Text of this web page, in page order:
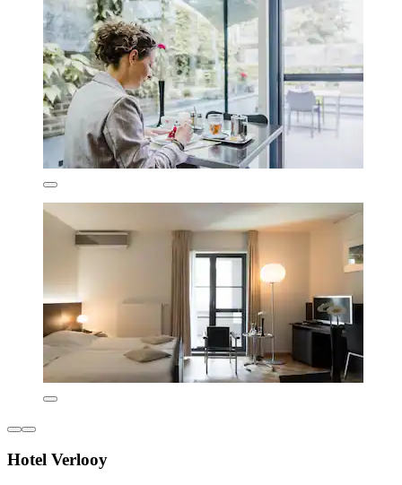
Hotel Verlooy